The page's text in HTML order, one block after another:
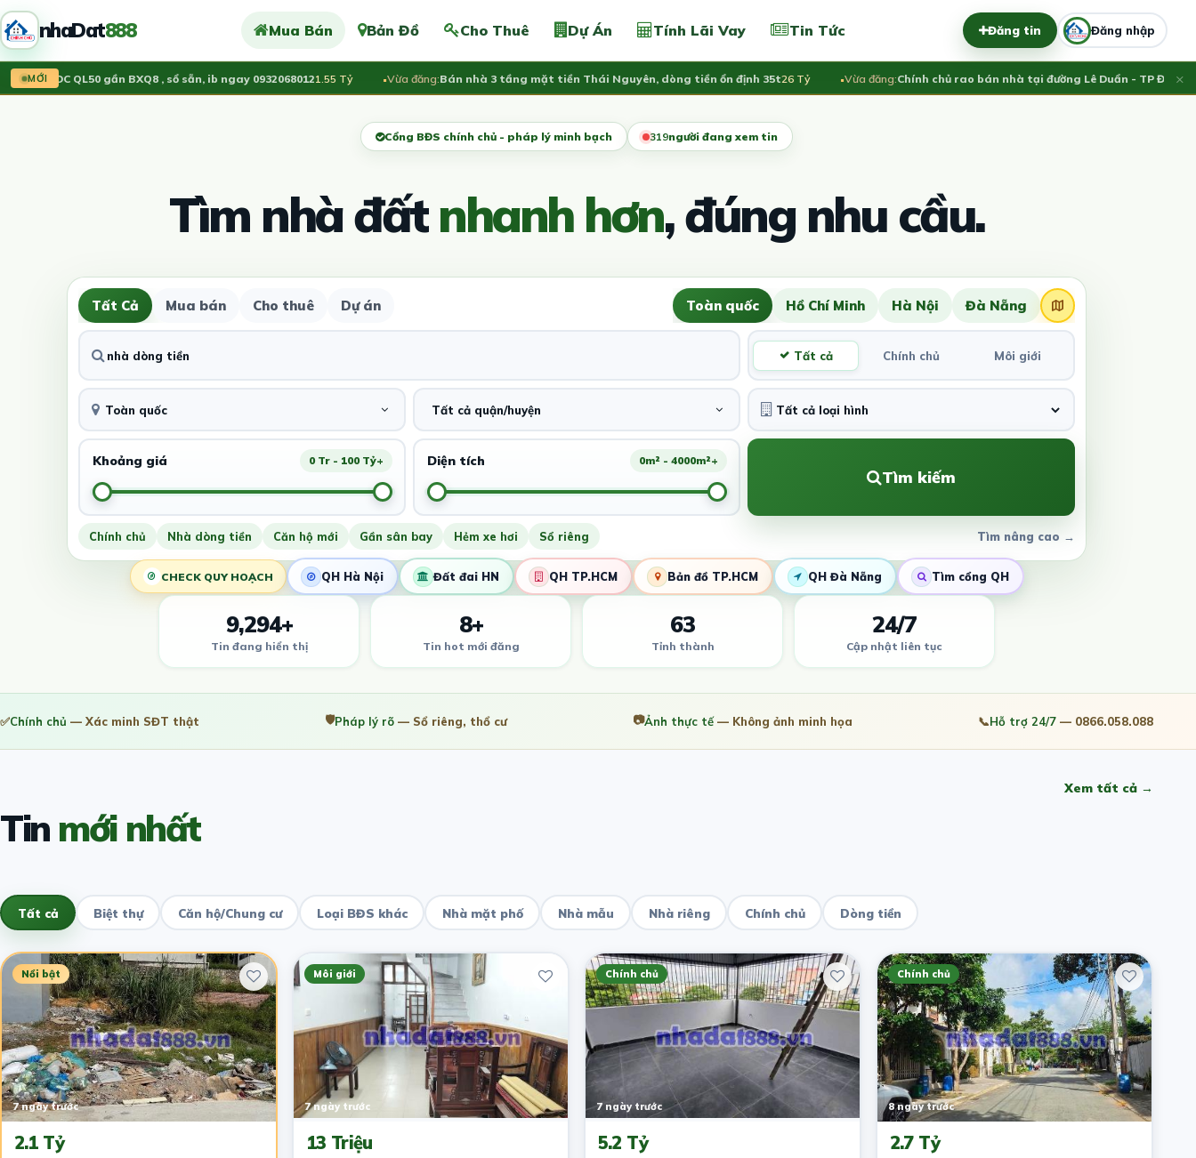
nhaDat888 Mua Bán Bản Đồ Cho Thuê Dự Án Tính Lãi Vay Tin Tức Đăng tin Đăng nhập
MỚI
KDC QL50 gần BXQ8 , sổ sẵn, ib ngay 09320680121.55 Tỷ Vừa đăng: Bán nhà 3 tầng mặt tiền Thái Nguyên, dòng tiền ổn định 35t26 Tỷ Vừa đăng: Chính chủ rao bán nhà tại đường Lê Duẩn - TP Đà Nẵng;×
Cổng BĐS chính chủ - pháp lý minh bạch 318người đang xem tin
Tìm nhà đấtnhanh hơn, đúng nhu cầu.
Tất Cả Mua bán Cho thuê Dự án Toàn quốc Hồ Chí Minh Hà Nội Đà Nẵng
Tất cả Chính chủ Môi giới
Toàn quốc Tất cả quận/huyện
Khoảng giá 0 Tr - 100 Tỷ+ Diện tích 0m² - 4000m²+
Tìm kiếm
Chính chủ Nhà dòng tiền Căn hộ mới Gần sân bay Hẻm xe hơi Sổ riêng Tìm nâng cao →
CHECK QUY HOẠCH QH Hà Nội Đất đai HN QH TP.HCM Bản đồ TP.HCM QH Đà Nẵng Tìm cổng QH
9,294+
Tin đang hiển thị
8+
Tin hot mới đăng
63
Tỉnh thành
24/7
Cập nhật liên tục
✅Chính chủ — Xác minh SĐT thật 🛡️Pháp lý rõ — Sổ riêng, thổ cư 📷Ảnh thực tế— Không ảnh minh họa 📞Hỗ trợ 24/7 — 0866.058.088
Tinmới nhất
Xem tất cả →
Tất cả Biệt thự Căn hộ/Chung cư Loại BĐS khác Nhà mặt phố Nhà mẫu Nhà riêng Chính chủ Dòng tiền
Nổi bật
7 ngày trước
2.1 Tỷ
Môi giới
7 ngày trước
13 Triệu
Chính chủ
7 ngày trước
5.2 Tỷ
Chính chủ
8 ngày trước
2.7 Tỷ